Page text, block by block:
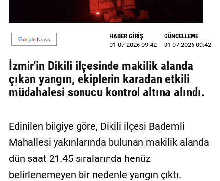
GALERİ
VİDEO
YAZARLAR
BİZE
ULAŞIN
Gizlilik
Politikası
HABER GİRİŞ
01 07 2026 09:42
GÜNCELLEME
01 07 2026 09:42
İzmir'in Dikili ilçesinde makilik alanda
çıkan yangın, ekiplerin karadan etkili
müdahalesi sonucu kontrol altına alındı.
Edinilen bilgiye göre, Dikili ilçesi Bademli
Mahallesi yakınlarında bulunan makilik alanda
dün saat 21.45 sıralarında henüz
belirlenemeyen bir nedenle yangın çıktı.